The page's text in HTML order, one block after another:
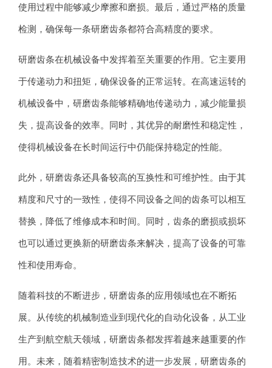
使用过程中能够减少摩擦和磨损。最后，通过严格的质量
检测，确保每一条研磨齿条都符合高精度的要求。
研磨齿条在机械设备中发挥着至关重要的作用。它主要用
于传递动力和扭矩，确保设备的正常运转。在高速运转的
机械设备中，研磨齿条能够精确地传递动力，减少能量损
失，提高设备的效率。同时，其优异的耐磨性和稳定性，
使得机械设备在长时间运行中仍能保持稳定的性能。
此外，研磨齿条还具备较高的互换性和可维护性。由于其
精度和尺寸的一致性，使得不同设备之间的齿条可以相互
替换，降低了维修成本和时间。同时，齿条的磨损或损坏
也可以通过更换新的研磨齿条来解决，提高了设备的可靠
性和使用寿命。
随着科技的不断进步，研磨齿条的应用领域也在不断拓
展。从传统的机械制造业到现代化的自动化设备，从工业
生产到航空航天领域，研磨齿条都发挥着越来越重要的作
用。未来，随着精密制造技术的进一步发展，研磨齿条的